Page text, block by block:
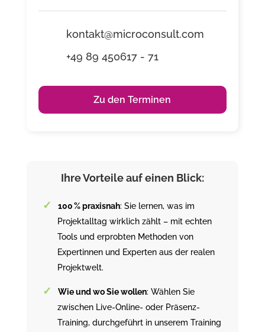
kontakt@microconsult.com
+49 89 450617 - 71
Zu den Terminen
Ihre Vorteile auf einen Blick:
100 % praxisnah: Sie lernen, was im
Projektalltag wirklich zählt – mit echten
Tools und erprobten Methoden von
Expertinnen und Experten aus der realen
Projektwelt.
Wie und wo Sie wollen: Wählen Sie
zwischen Live-Online- oder Präsenz-
Training, durchgeführt in unserem Training